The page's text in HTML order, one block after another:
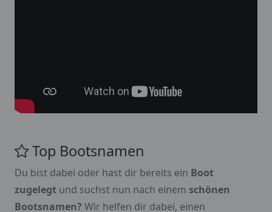
Top Bootsnamen
Du bist dabei oder hast dir bereits ein Boot
zugelegt und suchst nun nach einem schönen
Bootsnamen? Wir helfen dir dabei, einen